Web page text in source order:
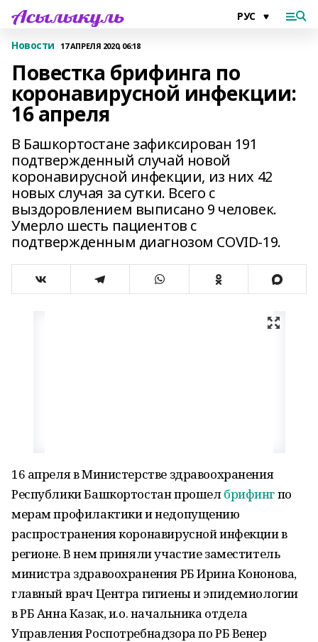
Новости 17 АПРЕЛЯ 2020, 06:18
Повестка брифинга по
коронавирусной инфекции:
16 апреля
В Башкортостане зафиксирован 191
подтвержденный случай новой
коронавирусной инфекции, из них 42
новых случая за сутки. Всего с
выздоровлением выписано 9 человек.
Умерло шесть пациентов с
подтвержденным диагнозом COVID-19.
16 апреля в Министерстве здравоохранения
Республики Башкортостан прошелбрифингпо
мерам профилактики и недопущению
распространения коронавирусной инфекции в
регионе. В нем приняли участие заместитель
министра здравоохранения РБ Ирина Кононова,
главный врач Центра гигиены и эпидемиологии
в РБ Анна Казак, и.о. начальника отдела
Управления Роспотребнадзора по РБ Венер